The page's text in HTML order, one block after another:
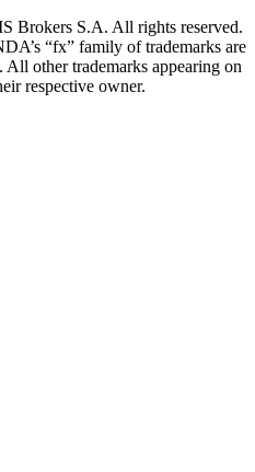
Brokers S.A. All rights reserved.
“fx” family of trademarks are
other trademarks appearing on
respective owner.